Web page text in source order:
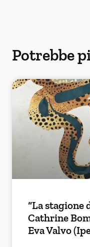
Potrebbe
“La stagione
Cathrine
Eva Valvo